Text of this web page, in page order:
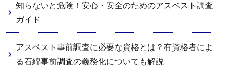
知らないと危険！安心・安全のためのアスベスト調査
ガイド
アスベスト事前調査に必要な資格とは？有資格者によ
る石綿事前調査の義務化についても解説